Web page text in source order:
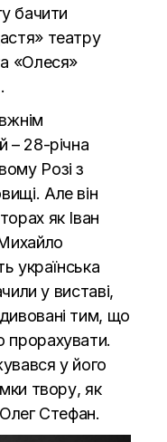
бачити
театру
«Олеся»
– 28-річна
Розі з
Але він
як Іван
українська
у виставі,
тим, що
у його
твору, як
Стефан.